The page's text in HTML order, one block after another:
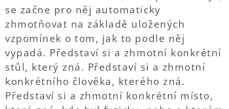
se začne pro něj automaticky
zhmotňovat na základě uložených
vzpomínek o tom, jak to podle něj
vypadá. Představí si a zhmotní konkrétní
stůl, který zná. Představí si a zhmotní
konkrétního člověka, kterého zná.
Představí si a zhmotní konkrétní místo,